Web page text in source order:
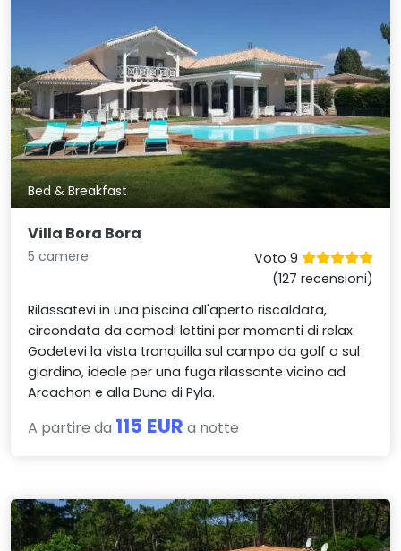
Bed & Breakfast
Villa Bora Bora
5 camere
Voto 9
(127 recensioni)
Rilassatevi in una piscina all'aperto riscaldata,
circondata da comodi lettini per momenti di relax.
Godetevi la vista tranquilla sul campo da golf o sul
giardino, ideale per una fuga rilassante vicino ad
Arcachon e alla Duna di Pyla.
A partire da 115 EUR a notte